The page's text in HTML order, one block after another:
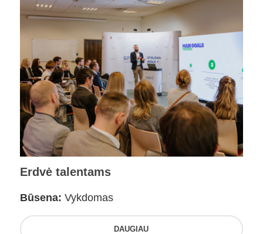
Erdvė talentams
Būsena: Vykdomas
DAUGIAU